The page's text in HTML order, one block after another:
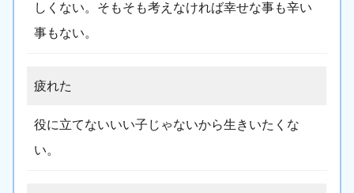
しくない。そもそも考えなければ幸せな事も辛い
事もない。
疲れた
役に立てないいい子じゃないから生きいたくな
い。